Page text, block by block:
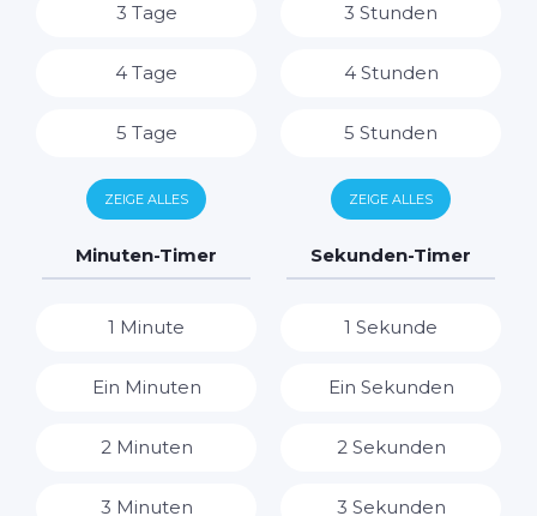
3 Tage
4 Tage
5 Tage
6 Tage
7 Tage
ZEIGE ALLES
3 Stunden
4 Stunden
5 Stunden
6 Stunden
7 Stunden
ZEIGE ALLES
Minuten-Timer
1 Minute
Ein Minuten
2 Minuten
3 Minuten
Sekunden-Timer
1 Sekunde
Ein Sekunden
2 Sekunden
3 Sekunden